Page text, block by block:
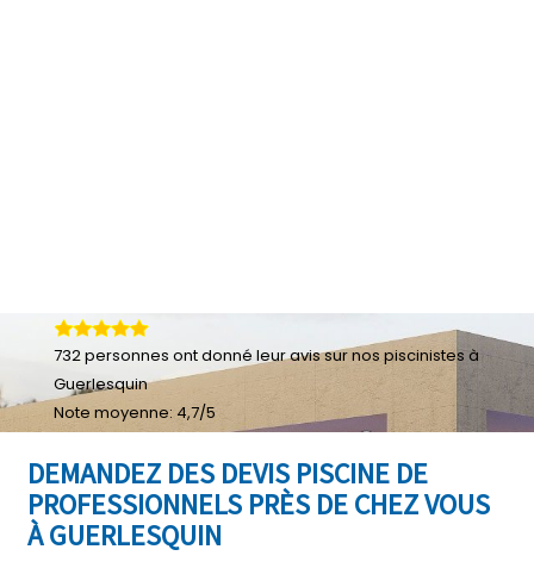
DEMANDEZ DES DEVIS PISCINE DE
PROFESSIONNELS PRÈS DE CHEZ VOUS
À GUERLESQUIN
732personnes ont donné leuravis sur nos piscinistes à
Guerlesquin
Note moyenne: 4,7/5